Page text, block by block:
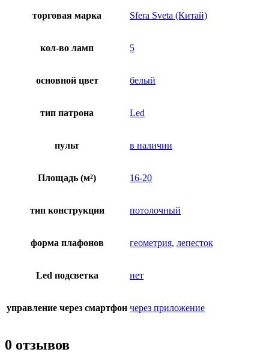
торговая марка Sfera Sveta (Китай)
кол-во ламп 5
основной цвет белый
тип патрона Led
пульт в наличии
Площадь (м²) 16-20
тип конструкции потолочный
форма плафонов геометрия, лепесток
Led подсветка нет
управление через смартфон через приложение
0 отзывов